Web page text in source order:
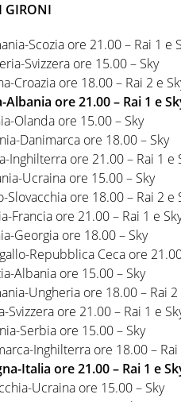
GIRONI
Scozia ore 21.00 – Rai 1 e
Svizzera ore 15.00 – Sky
Croazia ore 18.00 – Rai 2 e
ore 21.00 – Rai 1 e
Olanda ore 15.00 – Sky
Danimarca ore 18.00 – Sky
Inghilterra ore 21.00 – Rai 1 e
Ucraina ore 15.00 – Sky
Slovacchia ore 18.00 – Rai 2 e
Francia ore 21.00 – Rai 1 e
Georgia ore 18.00 – Sky
Repubblica Ceca ore
Albania ore 15.00 – Sky
Ungheria ore 18.00 – Rai 2
Svizzera ore 21.00 – Rai 1 e
Serbia ore 15.00 – Sky
Inghilterra ore 18.00 – Rai
Italia ore 21.00 – Rai 1 e
Ucraina ore 15.00 – Sky